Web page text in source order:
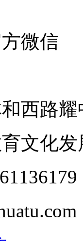
微信
西路
文化